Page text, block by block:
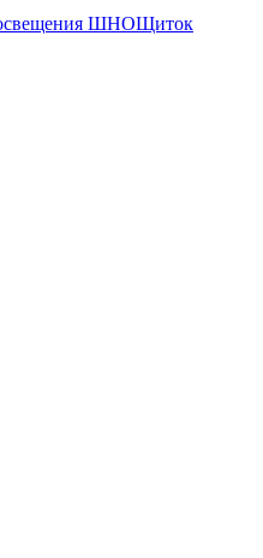
ШНОЩиток